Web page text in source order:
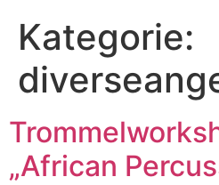
Kategorie:
„African